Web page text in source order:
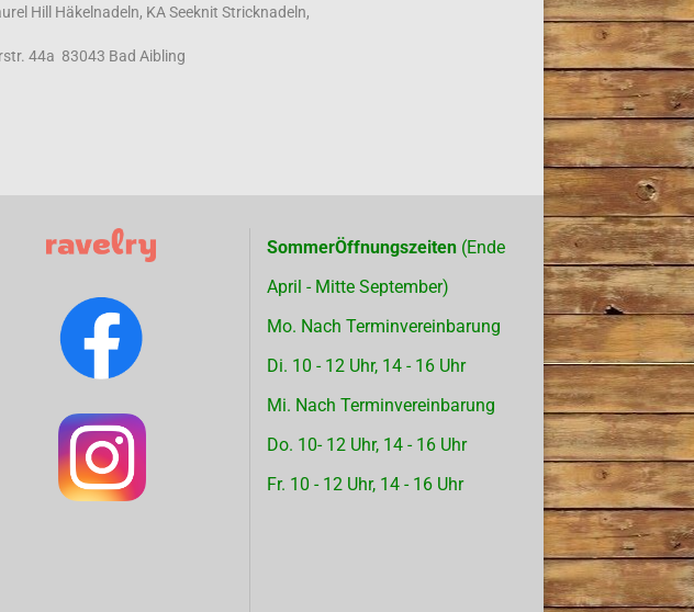
Hill Häkelnadeln, KA Seeknit Stricknadeln,
44a 83043 Bad Aibling
SommerÖffnungszeiten(Ende
April - Mitte September)
Mo. Nach Terminvereinbarung
Di. 10 - 12 Uhr, 14 - 16 Uhr
Mi. Nach Terminvereinbarung
Do. 10- 12 Uhr, 14 - 16 Uhr
Fr. 10 - 12 Uhr, 14 - 16 Uhr